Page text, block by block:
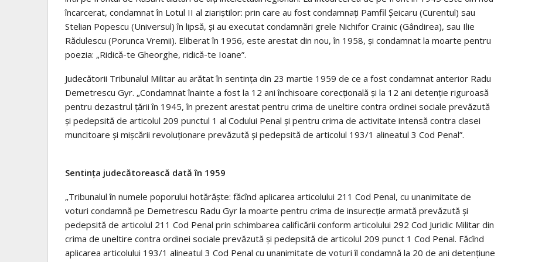
încarcerat, condamnat în Lotul II al ziariştilor: prin care au fost condamnaţi Pamfil Şeicaru (Curentul) sau
Stelian Popescu (Universul) în lipsă, şi au executat condamnări grele Nichifor Crainic (Gândirea), sau Ilie
Rădulescu (Porunca Vremii). Eliberat în 1956, este arestat din nou, în 1958, şi condamnat la moarte pentru
poezia: „Ridică-te Gheorghe, ridică-te Ioane”.
Judecătorii Tribunalul Militar au arătat în sentinţa din 23 martie 1959 de ce a fost condamnat anterior Radu
Demetrescu Gyr. „Condamnat înainte a fost la 12 ani închisoare corecţională şi la 12 ani detenţie riguroasă
pentru dezastrul ţării în 1945, în prezent arestat pentru crima de uneltire contra ordinei sociale prevăzută
şi pedepsită de articolul 209 punctul 1 al Codului Penal şi pentru crima de activitate intensă contra clasei
muncitoare şi mişcării revoluţionare prevăzută şi pedepsită de articolul 193/1 alineatul 3 Cod Penal”.
Sentinţa judecătorească dată în 1959
„Tribunalul în numele poporului hotărăşte: făcînd aplicarea articolului 211 Cod Penal, cu unanimitate de
voturi condamnă pe Demetrescu Radu Gyr la moarte pentru crima de insurecţie armată prevăzută şi
pedepsită de articolul 211 Cod Penal prin schimbarea calificării conform articolului 292 Cod Juridic Militar din
crima de uneltire contra ordinei sociale prevăzută şi pedepsită de articolul 209 punct 1 Cod Penal. Făcînd
aplicarea articolului 193/1 alineatul 3 Cod Penal cu unanimitate de voturi îl condamnă la 20 de ani detenţiune